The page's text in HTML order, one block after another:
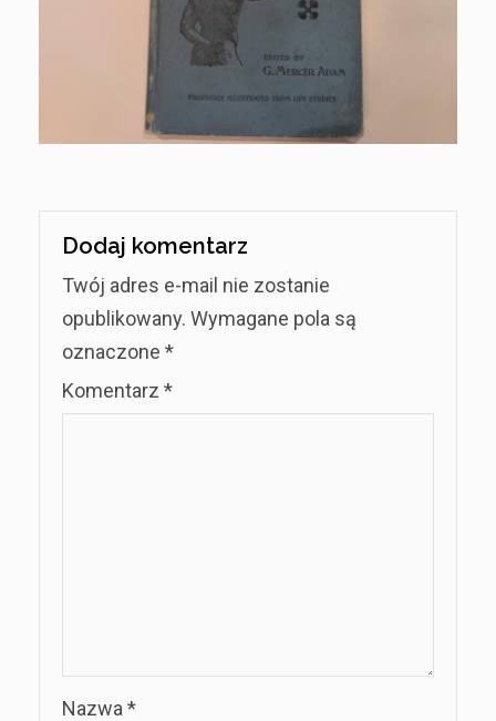
Dodaj komentarz
Twój adres e-mail nie zostanie
opublikowany. Wymagane pola są
oznaczone *
Komentarz *
Nazwa *